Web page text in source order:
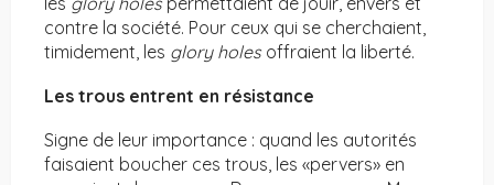
contre la société. Pour ceux qui se cherchaient,
timidement, les glory holes offraient la liberté.
Les trous entrent en résistance
Signe de leur importance : quand les autorités
faisaient boucher ces trous, les «pervers» en